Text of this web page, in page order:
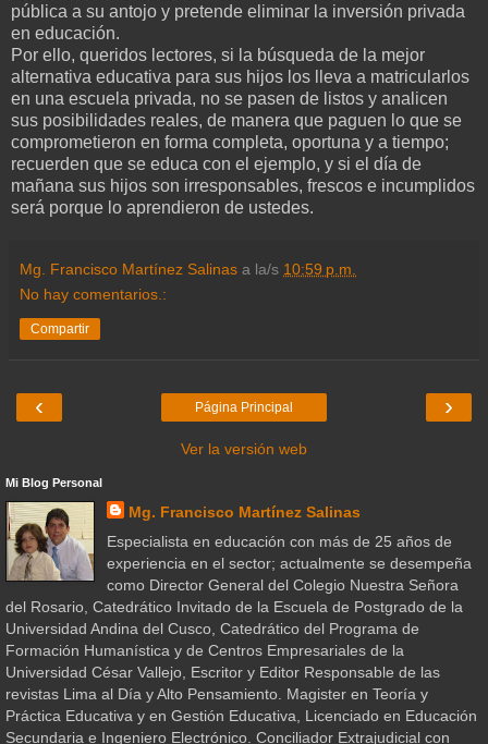
pública a su antojo y pretende eliminar la inversión privada
en educación.
Por ello, queridos lectores, si la búsqueda de la mejor
alternativa educativa para sus hijos los lleva a matricularlos
en una escuela privada, no se pasen de listos y analicen
sus posibilidades reales, de manera que paguen lo que se
comprometieron en forma completa, oportuna y a tiempo;
recuerden que se educa con el ejemplo, y si el día de
mañana sus hijos son irresponsables, frescos e incumplidos
será porque lo aprendieron de ustedes.
Mg. Francisco Martínez Salinas a la/s 10:59 p.m.
No hay comentarios.:
Compartir
‹ ›
Página Principal
Ver la versión web
Mi Blog Personal
Mg. Francisco Martínez Salinas
Especialista en educación con más de 25 años de
experiencia en el sector; actualmente se desempeña
como Director General del Colegio Nuestra Señora
del Rosario, Catedrático Invitado de la Escuela de Postgrado de la
Universidad Andina del Cusco, Catedrático del Programa de
Formación Humanística y de Centros Empresariales de la
Universidad César Vallejo, Escritor y Editor Responsable de las
revistas Lima al Día y Alto Pensamiento. Magister en Teoría y
Práctica Educativa y en Gestión Educativa, Licenciado en Educación
Secundaria e Ingeniero Electrónico. Conciliador Extrajudicial con